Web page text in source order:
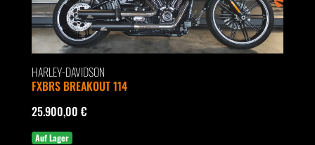
HARLEY-DAVIDSON
FXBRS BREAKOUT 114
25.900,00 €
Auf Lager